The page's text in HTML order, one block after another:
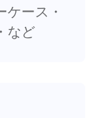
ース・
など